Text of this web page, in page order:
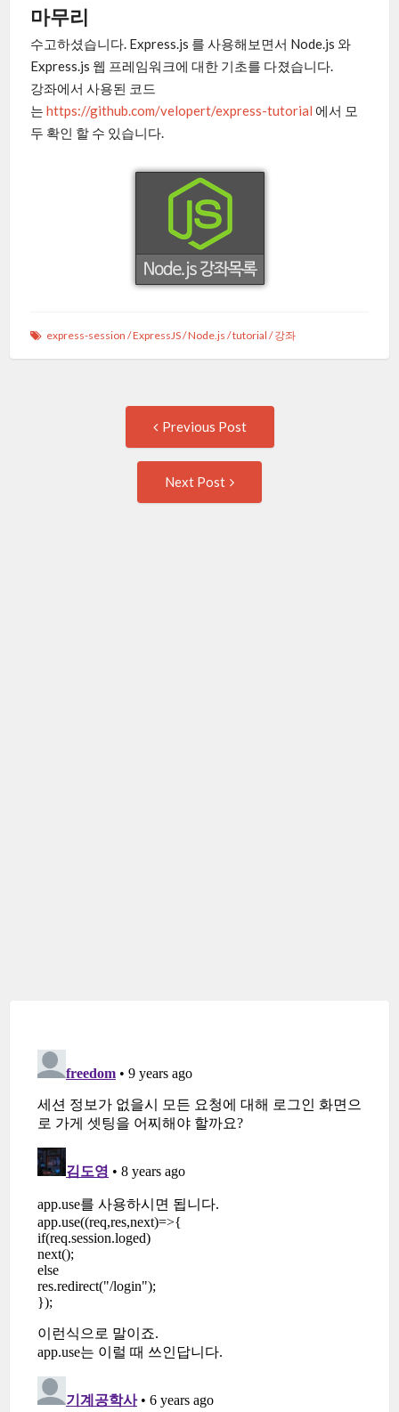
마무리
수고하셨습니다. Express.js 를 사용해보면서 Node.js 와
Express.js 웹 프레임워크에 대한 기초를 다졌습니다.
강좌에서 사용된 코드
는 https://github.com/velopert/express-tutorial 에서 모
두 확인 할 수 있습니다.
express-session /ExpressJS/Node.js /tutorial /강좌
navigation
Previous Post
Next Post